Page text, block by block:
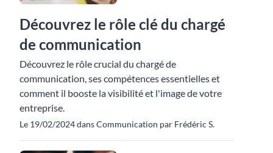
Découvrez le rôle clé du chargé
de communication
Découvrez le rôle crucial du chargé de
communication, ses compétences essentielles et
comment il booste la visibilité et l'image de votre
entreprise.
Le 19/02/2024 dans Communication par Frédéric S.